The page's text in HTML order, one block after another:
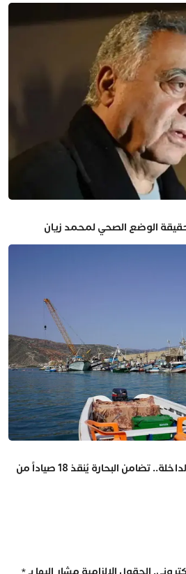
الوضع الصحي لمحمد زيان
نجاة جماعية قبالة سواحل الداخلة.. تضامن البحارة يُنقذ 18 صياداً من